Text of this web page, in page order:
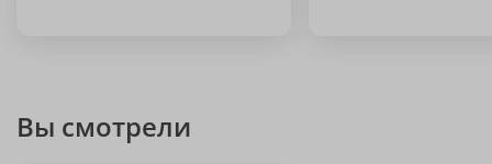
Вы смотрели